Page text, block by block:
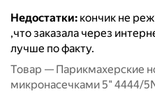
Недостатки: кончик не
,что заказала через
лучше по факту.
Товар — Парикмахерские
микронасечками 5" 4444/